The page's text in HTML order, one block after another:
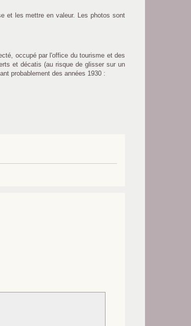
et les mettre en valeur. Les photos sont
occupé par l'office du tourisme et des
et décatis (au risque de glisser sur un
probablement des années 1930 :